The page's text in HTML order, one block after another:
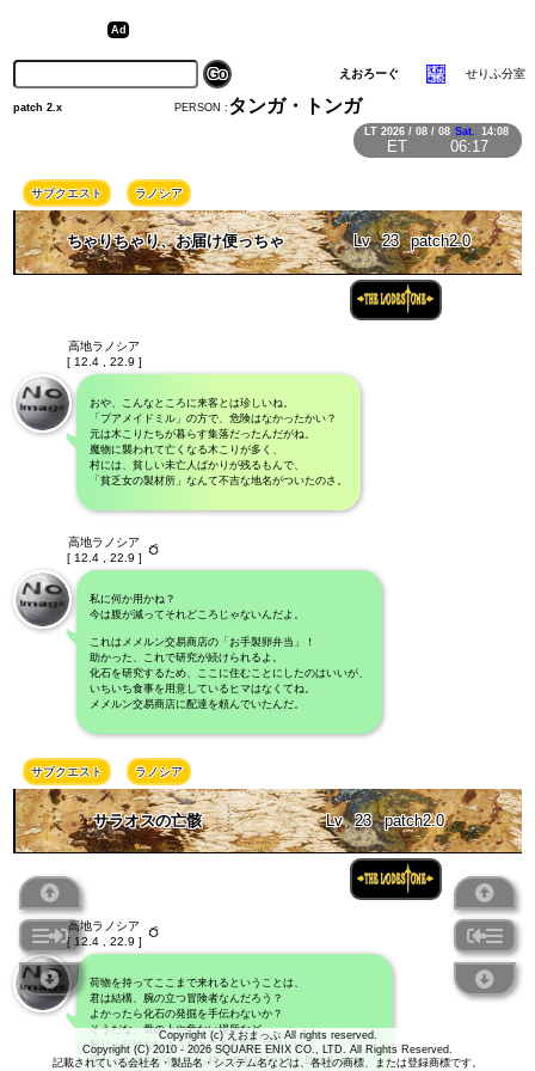
Copyright (c) えおまっぷ All rights reserved.
Copyright (C) 2010 - 2026 SQUARE ENIX CO., LTD. All Rights Reserved.
記載されている会社名・製品名・システム名などは、各社の商標、または登録商標です。
LT 2026 / 08 / 08 Sat. 14:08
ET 06:17
えおろーぐ せりふ分室
PERSON : タンガ・トンガ
patch 2.x
サブクエスト ラノシア
ちゃりちゃり、お届け便っちゃ Lv 23 patch2.0
高地ラノシア
[ 12.4 , 22.9 ]
おや、こんなところに来客とは珍しいね。
「プアメイドミル」の方で、危険はなかったかい？
元は木こりたちが暮らす集落だったんだがね。
魔物に襲われて亡くなる木こりが多く、
村には、貧しい未亡人ばかりが残るもんで、
「貧乏女の製材所」なんて不吉な地名がついたのさ。
高地ラノシア
[ 12.4 , 22.9 ]
私に何か用かね？
今は腹が減ってそれどころじゃないんだよ。
これはメメルン交易商店の「お手製卵弁当」！
助かった、これで研究が続けられるよ。
化石を研究するため、ここに住むことにしたのはいいが、
いちいち食事を用意しているヒマはなくてね。
メメルン交易商店に配達を頼んでいたんだ。
サブクエスト ラノシア
サラオスの亡骸 Lv 23 patch2.0
高地ラノシア
[ 12.4 , 22.9 ]
荷物を持ってここまで来れるということは、
君は結構、腕の立つ冒険者なんだろう？
よかったら化石の発掘を手伝わないか？
そうだな、骨の上や危ない場所など、
私じゃ行けないようなところも探してほしい。
変わったものがあったら持ってきてくれると助かるよ。